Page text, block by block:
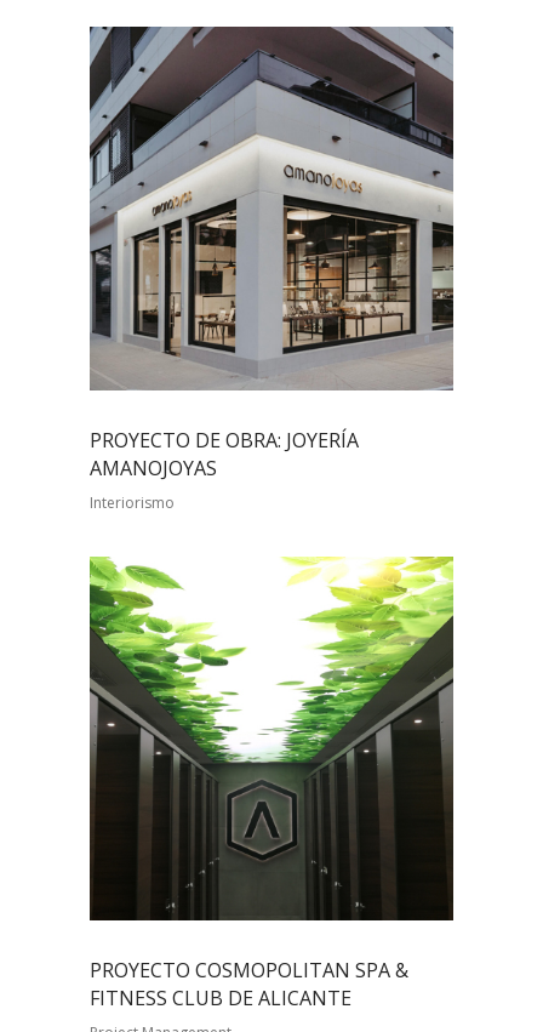
PROYECTO DE OBRA: JOYERÍA
AMANOJOYAS
Interiorismo
PROYECTO COSMOPOLITAN SPA &
FITNESS CLUB DE ALICANTE